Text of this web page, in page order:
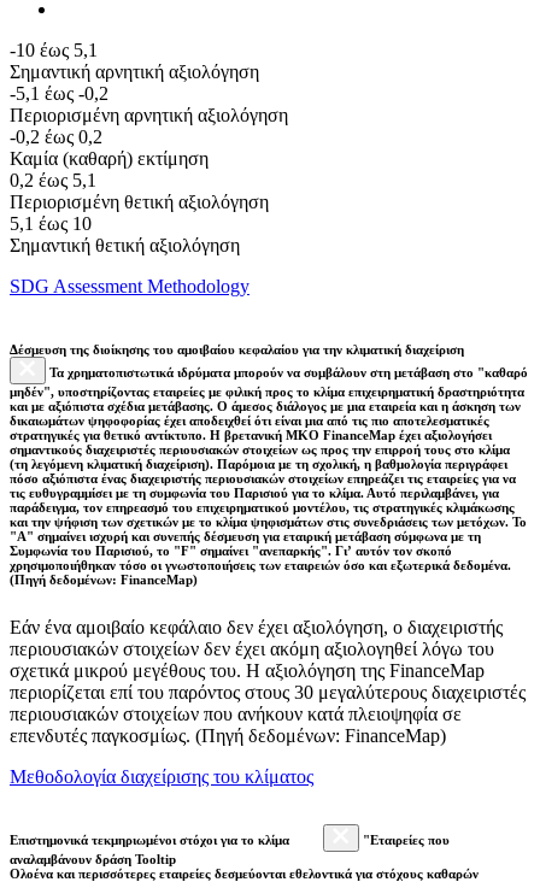
-10 έως 5,1
Σημαντική αρνητική αξιολόγηση
-5,1 έως -0,2
Περιορισμένη αρνητική αξιολόγηση
-0,2 έως 0,2
Καμία (καθαρή) εκτίμηση
0,2 έως 5,1
Περιορισμένη θετική αξιολόγηση
5,1 έως 10
Σημαντική θετική αξιολόγηση
SDG Assessment Methodology
Δέσμευση της διοίκησης του αμοιβαίου κεφαλαίου για την κλιματική διαχείριση
Τα χρηματοπιστωτικά ιδρύματα μπορούν να συμβάλουν στη μετάβαση στο "καθαρό
μηδέν", υποστηρίζοντας εταιρείες με φιλική προς το κλίμα επιχειρηματική δραστηριότητα
και με αξιόπιστα σχέδια μετάβασης. Ο άμεσος διάλογος με μια εταιρεία και η άσκηση των
δικαιωμάτων ψηφοφορίας έχει αποδειχθεί ότι είναι μια από τις πιο αποτελεσματικές
στρατηγικές για θετικό αντίκτυπο. Η βρετανική ΜΚΟ FinanceMap έχει αξιολογήσει
σημαντικούς διαχειριστές περιουσιακών στοιχείων ως προς την επιρροή τους στο κλίμα
(τη λεγόμενη κλιματική διαχείριση). Παρόμοια με τη σχολική, η βαθμολογία περιγράφει
πόσο αξιόπιστα ένας διαχειριστής περιουσιακών στοιχείων επηρεάζει τις εταιρείες για να
τις ευθυγραμμίσει με τη συμφωνία του Παρισιού για το κλίμα. Αυτό περιλαμβάνει, για
παράδειγμα, τον επηρεασμό του επιχειρηματικού μοντέλου, τις στρατηγικές κλιμάκωσης
και την ψήφιση των σχετικών με το κλίμα ψηφισμάτων στις συνεδριάσεις των μετόχων. Το
"Α" σημαίνει ισχυρή και συνεπής δέσμευση για εταιρική μετάβαση σύμφωνα με τη
Συμφωνία του Παρισιού, το "F" σημαίνει "ανεπαρκής". Γι’ αυτόν τον σκοπό
χρησιμοποιήθηκαν τόσο οι γνωστοποιήσεις των εταιρειών όσο και εξωτερικά δεδομένα.
(Πηγή δεδομένων: FinanceMap)
Εάν ένα αμοιβαίο κεφάλαιο δεν έχει αξιολόγηση, ο διαχειριστής
περιουσιακών στοιχείων δεν έχει ακόμη αξιολογηθεί λόγω του
σχετικά μικρού μεγέθους του. Η αξιολόγηση της FinanceMap
περιορίζεται επί του παρόντος στους 30 μεγαλύτερους διαχειριστές
περιουσιακών στοιχείων που ανήκουν κατά πλειοψηφία σε
επενδυτές παγκοσμίως. (Πηγή δεδομένων: FinanceMap)
Μεθοδολογία διαχείρισης του κλίματος
Επιστημονικά τεκμηριωμένοι στόχοι για το κλίμα
"Εταιρείες που
αναλαμβάνουν δράση Tooltip
Ολοένα και περισσότερες εταιρείες δεσμεύονται εθελοντικά για στόχους καθαρών